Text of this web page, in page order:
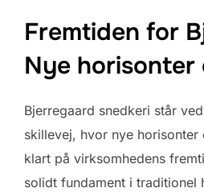
Fremtiden for
Nye horisonter
Bjerregaard snedkeri står
skillevej, hvor nye
klart på virksomhedens
solidt fundament i